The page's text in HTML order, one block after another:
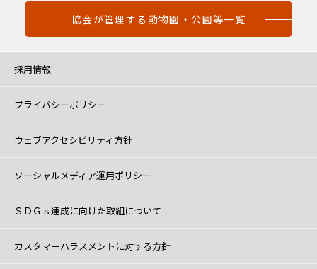
協会が管理する動物園・公園等一覧
採用情報
プライバシーポリシー
ウェブアクセシビリティ方針
ソーシャルメディア運用ポリシー
ＳＤＧｓ達成に向けた取組について
カスタマーハラスメントに対する方針